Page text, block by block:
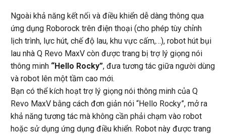
Ngoài khả năng kết nối và điều khiển dễ dàng thông qua
ứng dụng Roborock trên điện thoại (cho phép tùy chỉnh
lịch trình, lực hút, chế độ lau, khu vực cấm,…), robot hút bụi
lau nhà Q Revo MaxV còn được trang bị trợ lý giọng nói
thông minh “Hello Rocky”, đưa tương tác giữa người dùng
và robot lên một tầm cao mới.
Bạn có thể kích hoạt trợ lý giọng nói thông minh của Q
Revo MaxV bằng cách đơn giản nói “Hello Rocky”, mở ra
khả năng tương tác mà không cần phải chạm vào robot
hoặc sử dụng ứng dụng điều khiển. Robot này được trang